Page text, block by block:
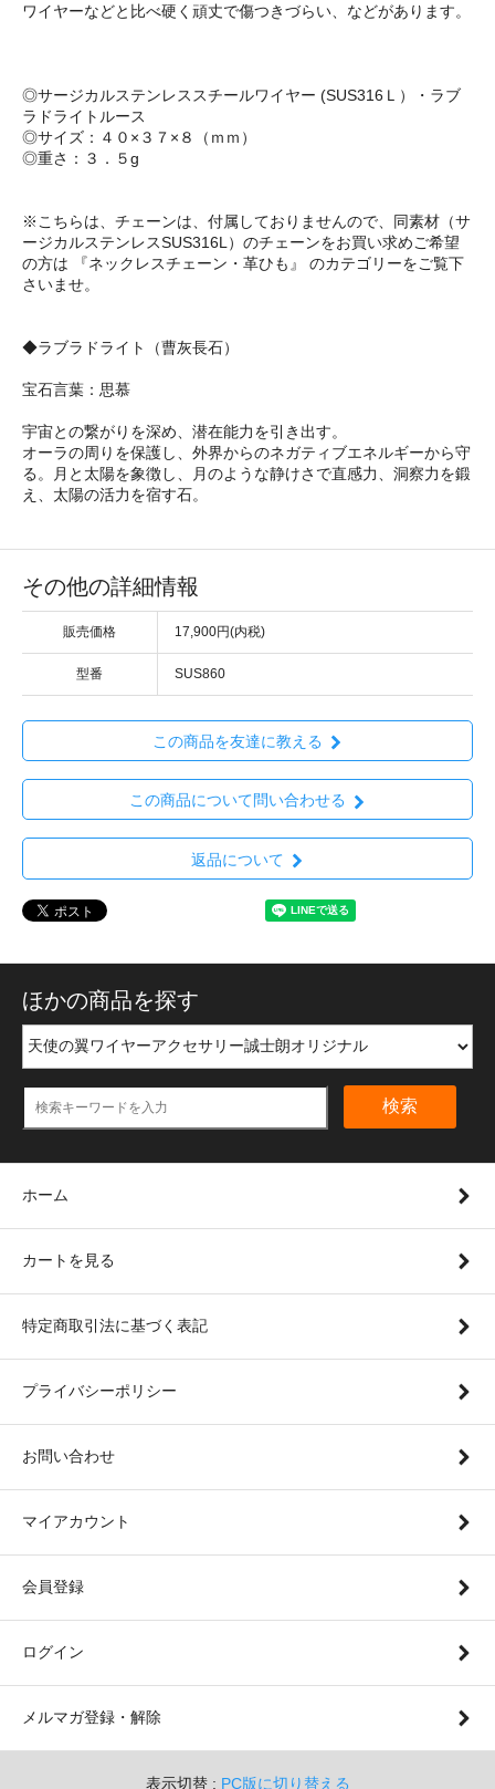
ワイヤーなどと比べ硬く頑丈で傷つきづらい、などがあります。
◎サージカルステンレススチールワイヤー (SUS316Ｌ）・ラブ
ラドライトルース
◎サイズ：４０×３７×８（ｍｍ）
◎重さ：３．５g
※こちらは、チェーンは、付属しておりませんので、同素材（サ
ージカルステンレスSUS316L）のチェーンをお買い求めご希望
の方は 『ネックレスチェーン・革ひも』 のカテゴリーをご覧下
さいませ。
◆ラブラドライト（曹灰長石）
宝石言葉：思慕
宇宙との繋がりを深め、潜在能力を引き出す。
オーラの周りを保護し、外界からのネガティブエネルギーから守
る。月と太陽を象徴し、月のような静けさで直感力、洞察力を鍛
え、太陽の活力を宿す石。
その他の詳細情報
販売価格 17,900円(内税)
型番 SUS860
この商品を友達に教える
この商品について問い合わせる
返品について
ほかの商品を探す
検索
ホーム
カートを見る
特定商取引法に基づく表記
プライバシーポリシー
お問い合わせ
マイアカウント
会員登録
ログイン
メルマガ登録・解除
表示切替 : PC版に切り替える